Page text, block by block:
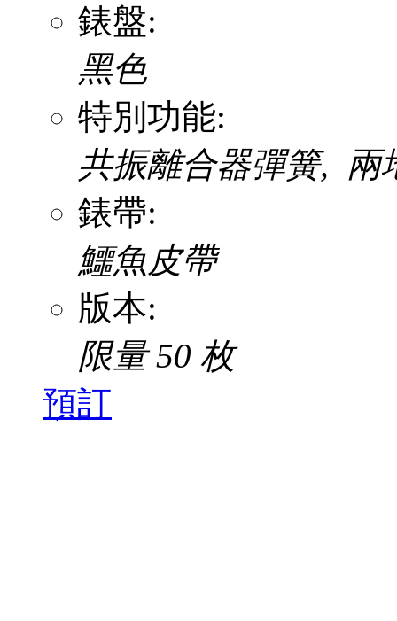
錶盤:
黑色
特別功能:
共振離合器彈簧, 兩
錶帶:
鱷魚皮帶
版本:
限量 50 枚
預訂